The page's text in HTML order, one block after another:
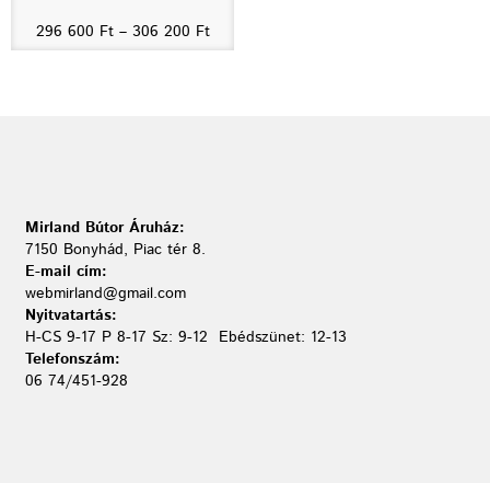
296 600 Ft – 306 200 Ft
Mirland Bútor Áruház:
7150 Bonyhád, Piac tér 8.
E-mail cím:
webmirland@gmail.com
Nyitvatartás:
H-CS 9-17 P 8-17 Sz: 9-12 Ebédszünet: 12-13
Telefonszám:
06 74/451-928